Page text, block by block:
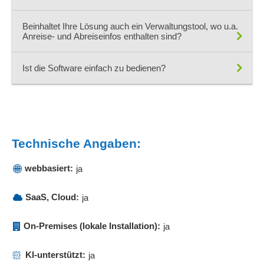
Ja. Jeder Standort kann über einen eigenen Userlogin verfügen.
Beinhaltet Ihre Lösung auch ein Verwaltungstool, wo u.a.
Anreise- und Abreiseinfos enthalten sind?
Ja. Die mächtige Zusatzfelder Funktion kann all dies abbilden.
Ist die Software einfach zu bedienen?
Technische Angaben:
webbasiert: ja
SaaS, Cloud: ja
On-Premises (lokale Installation): ja
KI-unterstützt: ja